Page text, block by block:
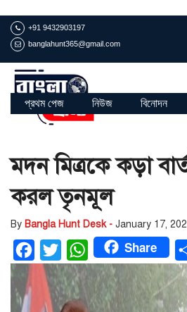
+91 9432903197
banglahunt365@gmail.com
প্রথম পেজ নিউজ বিনোদন
মদন মিত্রকে কড়া
করল তৃনমূল
By Bangla Hunt Desk - January 17,
Facebook
TwitterWhatsApp
Share